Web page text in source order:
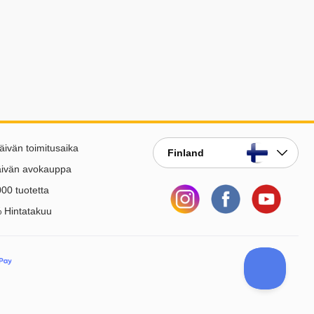
toimitusaika
avokauppa
tuotetta
Hintatakuu
Finland